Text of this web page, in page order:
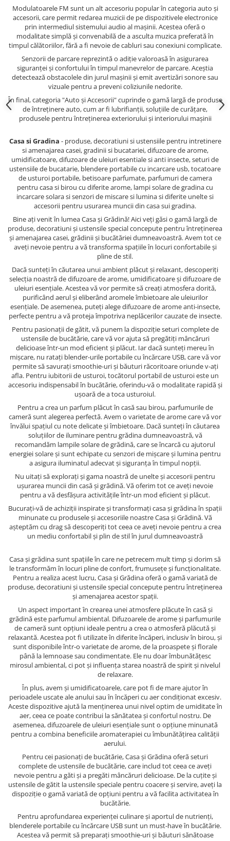
Modulatoarele FM sunt un alt accesoriu popular în categoria auto și
accesorii, care permit redarea muzicii de pe dispozitivele electronice
prin intermediul sistemului audio al mașinii. Acestea oferă o
modalitate simplă și convenabilă de a asculta muzica preferată în
timpul călătoriilor, fără a fi nevoie de cabluri sau conexiuni complicate.
Senzorii de parcare reprezintă o adiție valoroasă în asigurarea
siguranței și confortului în timpul manevrelor de parcare. Aceștia
detectează obstacolele din jurul mașinii și emit avertizări sonore sau
vizuale pentru a preveni coliziunile nedorite.
În final, categoria "Auto și Accesorii" cuprinde o gamă largă de produse
de întreținere auto, cum ar fi lubrifianții, soluțiile de curățare,
produsele pentru întreținerea exteriorului și interiorului mașinii
Casa si Gradina - produse, decoratiuni si ustensiile pentru intretinere
si amenajarea casei, gradinii si bucatariei, difuzoare de arome,
umidificatoare, difuzoare de uleiuri esentiale si anti insecte, seturi de
ustensiile de bucatarie, blendere portabile cu incarcare usb, tocatoare
de usturoi portabile, betisoare parfumate, parfumuri de camera
pentru casa si birou cu diferite arome, lampi solare de gradina cu
incarcare solara si senzori de miscare si lumina si diferite unelte si
accesorii pentru usurarea muncii din casa sui gradina.
Bine ați venit în lumea Casa și Grădină! Aici veți găsi o gamă largă de
produse, decoratiuni și ustensile special concepute pentru întreținerea
și amenajarea casei, grădinii și bucătăriei dumneavoastră. Avem tot ce
aveți nevoie pentru a vă transforma spațiile în locuri confortabile și
pline de stil.
Dacă sunteți în căutarea unui ambient plăcut și relaxant, descoperiți
selecția noastră de difuzoare de arome, umidificatoare și difuzoare de
uleiuri esențiale. Acestea vă vor permite să creați atmosfera dorită,
purificând aerul și eliberând aromele îmbietoare ale uleiurilor
esențiale. De asemenea, puteți alege difuzoare de arome anti-insecte,
perfecte pentru a vă proteja împotriva neplăcerilor cauzate de insecte.
Pentru pasionații de gătit, vă punem la dispoziție seturi complete de
ustensile de bucătărie, care vă vor ajuta să pregătiți mâncăruri
delicioase într-un mod eficient și plăcut. Iar dacă sunteți mereu în
mișcare, nu ratați blender-urile portabile cu încărcare USB, care vă vor
permite să savurați smoothie-uri și băuturi răcoritoare oriunde v-ați
afla. Pentru iubitorii de usturoi, tocătorul portabil de usturoi este un
accesoriu indispensabil în bucătărie, oferindu-vă o modalitate rapidă și
ușoară de a toca usturoiul.
Pentru a crea un parfum plăcut în casă sau birou, parfumurile de
cameră sunt alegerea perfectă. Avem o varietate de arome care vă vor
învălui spațiul cu note delicate și îmbietoare. Dacă sunteți în căutarea
soluțiilor de iluminare pentru grădina dumneavoastră, vă
recomandăm lampile solare de grădină, care se încarcă cu ajutorul
energiei solare și sunt echipate cu senzori de mișcare și lumina pentru
a asigura iluminatul adecvat și siguranța în timpul nopții.
Nu uitați să explorați și gama noastră de unelte și accesorii pentru
ușurarea muncii din casă și grădină. Vă oferim tot ce aveți nevoie
pentru a vă desfășura activitățile într-un mod eficient și plăcut.
Bucurați-vă de achiziții inspirate și transformați casa și grădina în spații
minunate cu produsele și accesoriile noastre Casa și Grădină. Vă
așteptăm cu drag să descoperiți tot ceea ce aveți nevoie pentru a crea
un mediu confortabil și plin de stil în jurul dumneavoastră
Casa și grădina sunt spațiile în care ne petrecem mult timp și dorim să
le transformăm în locuri pline de confort, frumusețe și funcționalitate.
Pentru a realiza acest lucru, Casa și Grădina oferă o gamă variată de
produse, decoratiuni și ustensile special concepute pentru întreținerea
și amenajarea acestor spații.
Un aspect important în crearea unei atmosfere plăcute în casă și
grădină este parfumul ambiental. Difuzoarele de arome și parfumurile
de cameră sunt opțiuni ideale pentru a crea o atmosferă plăcută și
relaxantă. Acestea pot fi utilizate în diferite încăperi, inclusiv în birou, și
sunt disponibile într-o varietate de arome, de la proaspete și florale
până la lemnoase sau condimentate. Ele nu doar îmbunătățesc
mirosul ambiental, ci pot și influența starea noastră de spirit și nivelul
de relaxare.
În plus, avem și umidificatoarele, care pot fi de mare ajutor în
perioadele uscate ale anului sau în încăperi cu aer condiționat excesiv.
Aceste dispozitive ajută la menținerea unui nivel optim de umiditate în
aer, ceea ce poate contribui la sănătatea și confortul nostru. De
asemenea, difuzoarele de uleiuri esențiale sunt o opțiune minunată
pentru a combina beneficiile aromaterapiei cu îmbunătățirea calității
aerului.
Pentru cei pasionați de bucătărie, Casa și Grădina oferă seturi
complete de ustensile de bucătărie, care includ tot ceea ce aveți
nevoie pentru a găti și a pregăti mâncăruri delicioase. De la cuțite și
ustensile de gătit la ustensile speciale pentru coacere și servire, aveți la
dispoziție o gamă variată de opțiuni pentru a vă facilita activitatea în
bucătărie.
Pentru aprofundarea experienței culinare și aportul de nutrienți,
blenderele portabile cu încărcare USB sunt un must-have în bucătărie.
Acestea vă permit să preparați smoothie-uri și băuturi sănătoase